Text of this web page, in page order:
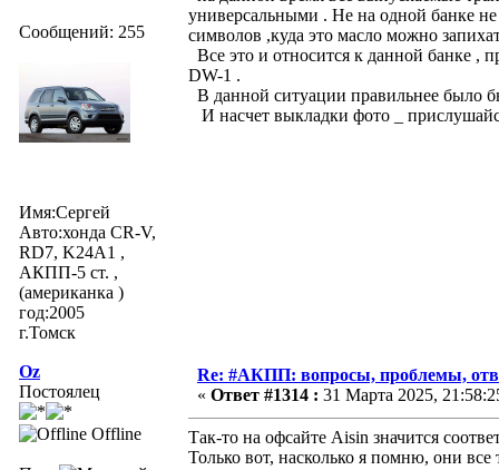
Сообщений: 255
Имя:Сергей
Авто:хонда CR-V,
RD7, K24A1 ,
АКПП-5 ст. ,
(американка )
год:2005
г.Томск
универсальными . Не на одной банке
символов ,куда это масло можно
Все это и относится к данной банке ,
DW-1 .
В данной ситуации правильнее было
И насчет выкладки фото _
Oz
Постоялец
Offline
Re: #АКПП: вопросы, проблемы,
« Ответ #1314 : 31 Марта 2025,
Так-то на офсайте Aisin значится
Только вот, насколько я помню, они все